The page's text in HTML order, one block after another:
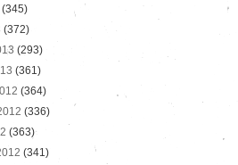
(345)
(372)
(293)
(361)
(364)
(336)
(363)
(341)